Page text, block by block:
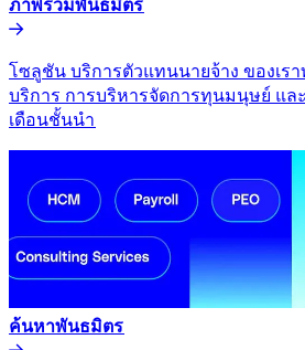
ภาพรวมพันธมิตร​​
โซลูชัน บริการตัวแทนนายจ้าง ของเร
บริการ การบริหารจัดการทุนมนุษย์ แล
เดือนชั้นนำ​​
ค้นหาพันธมิตร​​